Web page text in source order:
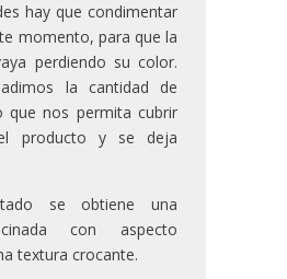
hay que condimentar
momento, para que la
perdiendo su color.
la cantidad de
que nos permita cubrir
producto y se deja
se obtiene una
con aspecto
textura crocante.